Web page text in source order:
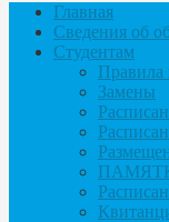
Главная
Сведения об
Студентам
Правила
Замены